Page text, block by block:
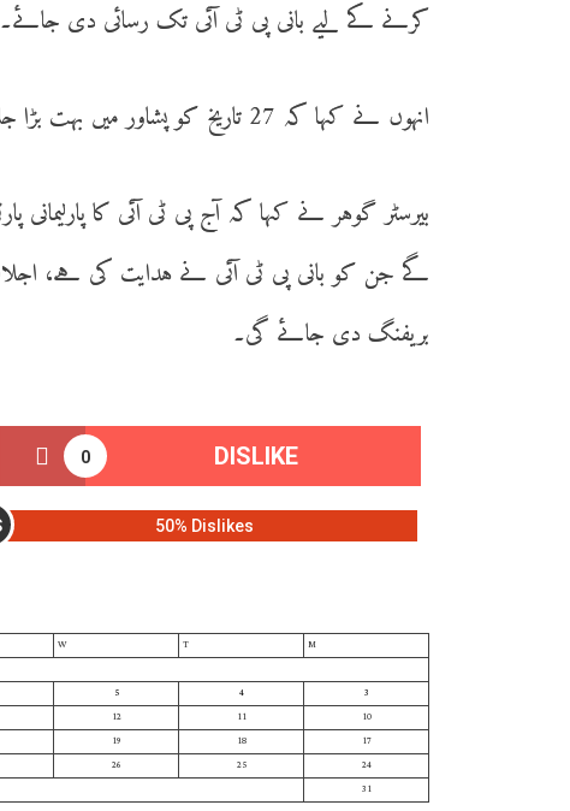
کرنے کے لیے بانی پی ٹی آئی تک رسائی دی جائے۔
انہوں نے کہا کہ 27 تاریخ کو پشاور میں بہت بڑا جلسہ ہوگا جس میں پورے پاکستان سے لوگ آئیں گے۔
بیرسٹر گوہر نے کہا کہ آج پی ٹی آئی کا
گے جن کو بانی پی ٹی آئی نے ہدایت کی ہے،
بریفنگ دی جائے گی۔
0 DISLIKE
50% Dislikes
M
T
W
3
4
5
10
11
12
17
18
19
24
25
26
31